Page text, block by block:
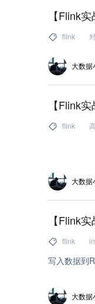
time (1)
服务器 (1)
解决方案 (1)
日志 (1)
性能 (1)
【Flink
flink
大数据
【Flink
flink
大数据
【Flink
flink
写入数据到
大数据